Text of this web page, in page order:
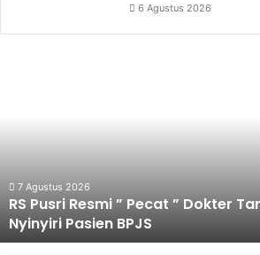
6 Agustus 2026
Adiwiyata
6 Agustus 2026
Palembang Targetkan Lebih
Predikat Adiwiyata